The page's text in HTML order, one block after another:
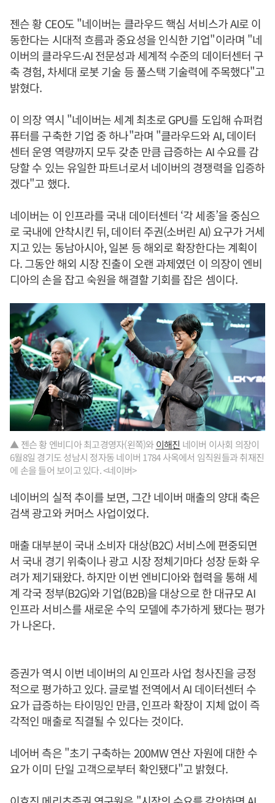
젠슨 황 CEO도 "네이버는 클라우드 핵심 서비스가 AI로 이
동한다는 시대적 흐름과 중요성을 인식한 기업"이라며 "네
이버의 클라우드·AI 전문성과 세계적 수준의 데이터센터 구
축 경험, 차세대 로봇 기술 등 풀스택 기술력에 주목했다"고
밝혔다.
이 의장 역시 "네이버는 세계 최초로 GPU를 도입해 슈퍼컴
퓨터를 구축한 기업 중 하나"라며 "클라우드와 AI, 데이터
센터 운영 역량까지 모두 갖춘 만큼 급증하는 AI 수요를 감
당할 수 있는 유일한 파트너로서 네이버의 경쟁력을 입증하
겠다"고 했다.
네이버는 이 인프라를 국내 데이터센터 ‘각 세종’을 중심으
로 국내에 안착시킨 뒤, 데이터 주권(소버린 AI) 요구가 거세
지고 있는 동남아시아, 일본 등 해외로 확장한다는 계획이
다. 그동안 해외 시장 진출이 오랜 과제였던 이 의장이 엔비
디아의 손을 잡고 숙원을 해결할 기회를 잡은 셈이다.
▲ 젠슨 황 엔비디아 최고경영자(왼쪽)와이해진 네이버 이사회 의장이
6월8일 경기도 성남시 정자동 네이버 1784 사옥에서 임직원들과 취재진
에 손을 들어 보이고 있다. <네이버>
네이버의 실적 추이를 보면, 그간 네이버 매출의 양대 축은
검색 광고와 커머스 사업이었다.
매출 대부분이 국내 소비자 대상(B2C) 서비스에 편중되면
서 국내 경기 위축이나 광고 시장 정체기마다 성장 둔화 우
려가 제기돼왔다. 하지만 이번 엔비디아와 협력을 통해 세
계 각국 정부(B2G)와 기업(B2B)을 대상으로 한 대규모 AI
인프라 서비스를 새로운 수익 모델에 추가하게 됐다는 평가
가 나온다.
증권가 역시 이번 네이버의 AI 인프라 사업 청사진을 긍정
적으로 평가하고 있다. 글로벌 전역에서 AI 데이터센터 수
요가 급증하는 타이밍인 만큼, 인프라 확장이 지체 없이 즉
각적인 매출로 직결될 수 있다는 것이다.
네어버 측은 "초기 구축하는 200MW 연산 자원에 대한 수
요가 이미 단일 고객으로부터 확인됐다"고 밝혔다.